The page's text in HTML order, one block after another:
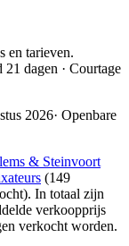
en tarieven.
dagen · Courtage
2026· Openbare
& Steinvoort
(149
. In totaal zijn
verkoopprijs
verkocht worden.